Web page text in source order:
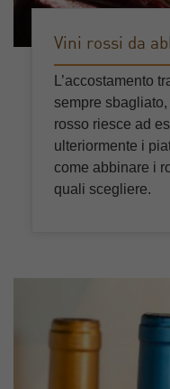
Vini rossi da
L’accostamento
sempre
rosso riesce ad
ulteriormente i
come abbinare i
quali scegliere.